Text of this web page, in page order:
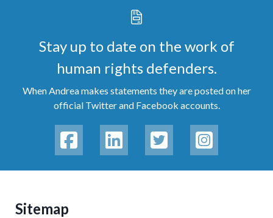
Stay up to date on the work of
human rights defenders.
When Andrea makes statements they are posted on her
official Twitter and Facebook accounts.
Sitemap